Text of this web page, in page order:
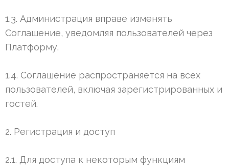
1.3. Администрация вправе изменять
Соглашение, уведомляя пользователей через
Платформу.
1.4. Соглашение распространяется на всех
пользователей, включая зарегистрированных и
гостей.
2. Регистрация и доступ
2.1. Для доступа к некоторым функциям